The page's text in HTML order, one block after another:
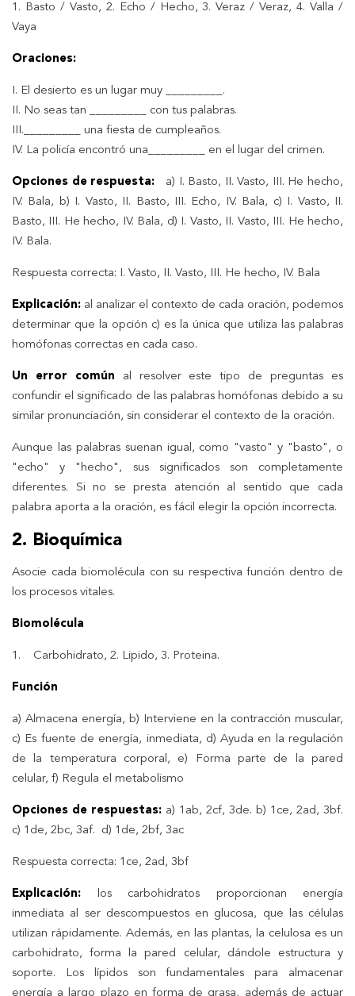
1. Basto / Vasto, 2. Echo / Hecho, 3. Veraz / Veraz, 4. Valla /
Vaya
Oraciones:
I. El desierto es un lugar muy _________.
II. No seas tan _________ con tus palabras.
III._________ una fiesta de cumpleaños.
IV. La policía encontró una_________ en el lugar del crimen.
Opciones de respuesta:
a) I. Basto, II. Vasto, III. He hecho,
IV. Bala, b) I. Vasto, II. Basto, III. Echo, IV. Bala, c) I. Vasto, II.
Basto, III. He hecho, IV. Bala, d) I. Vasto, II. Vasto, III. He hecho,
IV. Bala.
Respuesta correcta: I. Vasto, II. Vasto, III. He hecho, IV. Bala
Explicación: al analizar el contexto de cada oración, podemos
determinar que la opción c) es la única que utiliza las palabras
homófonas correctas en cada caso.
Un error común al resolver este tipo de preguntas es
confundir el significado de las palabras homófonas debido a su
similar pronunciación, sin considerar el contexto de la oración.
Aunque las palabras suenan igual, como "vasto" y "basto", o
"echo" y "hecho", sus significados son completamente
diferentes. Si no se presta atención al sentido que cada
palabra aporta a la oración, es fácil elegir la opción incorrecta.
2. Bioquímica
Asocie cada biomolécula con su respectiva función dentro de
los procesos vitales.
Biomolécula
1. Carbohidrato, 2. Lipido, 3. Proteina.
Función
a) Almacena energía, b) Interviene en la contracción muscular,
c) Es fuente de energía, inmediata, d) Ayuda en la regulación
de la temperatura corporal, e) Forma parte de la pared
celular, f) Regula el metabolismo
Opciones de respuestas: a) 1ab, 2cf, 3de. b) 1ce, 2ad, 3bf.
c) 1de, 2bc, 3af. d) 1de, 2bf, 3ac
Respuesta correcta: 1ce, 2ad, 3bf
Explicación:
los carbohidratos proporcionan energía
inmediata al ser descompuestos en glucosa, que las células
utilizan rápidamente. Además, en las plantas, la celulosa es un
carbohidrato, forma la pared celular, dándole estructura y
soporte. Los lípidos son fundamentales para almacenar
energía a largo plazo en forma de grasa, además de actuar